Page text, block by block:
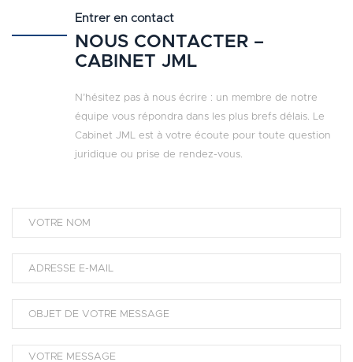
Entrer en contact
NOUS CONTACTER –
CABINET JML
N’hésitez pas à nous écrire : un membre de notre
équipe vous répondra dans les plus brefs délais. Le
Cabinet JML est à votre écoute pour toute question
juridique ou prise de rendez-vous.